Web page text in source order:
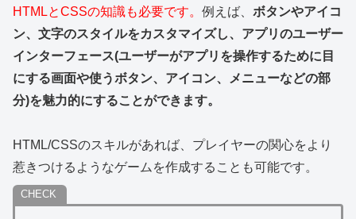
HTMLとCSSの知識も必要です。 例えば、 ボタンやアイコ
ン、文字のスタイルをカスタマイズし、アプリのユーザー
インターフェース(ユーザーがアプリを操作するために目
にする画面や使うボタン、アイコン、メニューなどの部
分)を魅力的にすることができます。
HTML/CSSのスキルがあれば、プレイヤーの関心をより
惹きつけるようなゲームを作成することも可能です。